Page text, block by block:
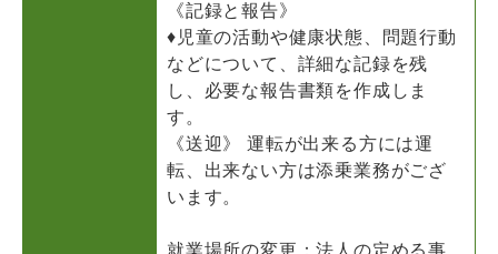
《記録と報告》
♦児童の活動や健康状態、問題行動
などについて、詳細な記録を残
し、必要な報告書類を作成しま
す。
《送迎》 運転が出来る方には運
転、出来ない方は添乗業務がござ
います。